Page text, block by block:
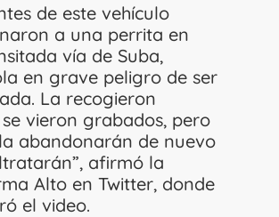
de este vehículo
a una perrita en
vía de Suba,
en grave peligro de ser
La recogieron
vieron grabados, pero
abandonarán de nuevo
afirmó la
Alto en Twitter, donde
el video.